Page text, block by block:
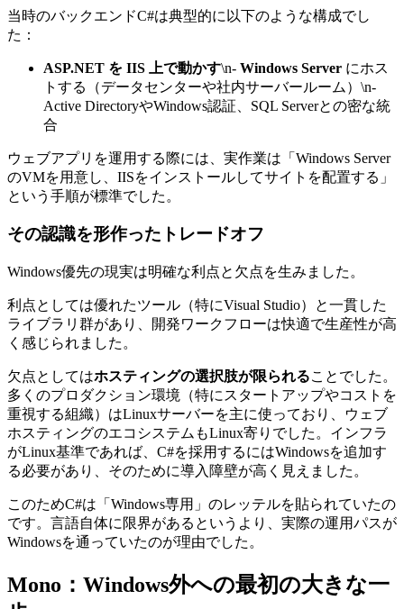
当時のバックエンドC#は典型的に以下のような構成でし
た：
ASP.NET を IIS 上で動かす\n- Windows Server にホス
トする（データセンターや社内サーバールーム）\n-
Active DirectoryやWindows認証、SQL Serverとの密な統
合
ウェブアプリを運用する際には、実作業は「Windows Server
のVMを用意し、IISをインストールしてサイトを配置する」
という手順が標準でした。
その認識を形作ったトレードオフ
Windows優先の現実は明確な利点と欠点を生みました。
利点としては優れたツール（特にVisual Studio）と一貫した
ライブラリ群があり、開発ワークフローは快適で生産性が高
く感じられました。
欠点としてはホスティングの選択肢が限られることでした。
多くのプロダクション環境（特にスタートアップやコストを
重視する組織）はLinuxサーバーを主に使っており、ウェブ
ホスティングのエコシステムもLinux寄りでした。インフラ
がLinux基準であれば、C#を採用するにはWindowsを追加す
る必要があり、そのために導入障壁が高く見えました。
このためC#は「Windows専用」のレッテルを貼られていたの
です。言語自体に限界があるというより、実際の運用パスが
Windowsを通っていたのが理由でした。
Mono：Windows外への最初の大きな一